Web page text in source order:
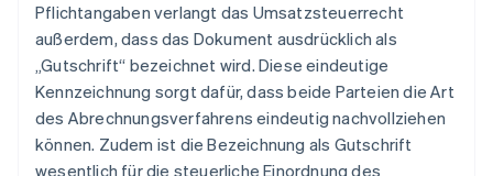
Pflichtangaben verlangt das Umsatzsteuerrecht
außerdem, dass das Dokument ausdrücklich als
„Gutschrift“ bezeichnet wird. Diese eindeutige
Kennzeichnung sorgt dafür, dass beide Parteien die Art
des Abrechnungsverfahrens eindeutig nachvollziehen
können. Zudem ist die Bezeichnung als Gutschrift
wesentlich für die steuerliche Einordnung des